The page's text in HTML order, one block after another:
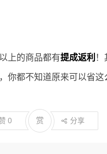
以上的商品都有提成返利
你都不知道原来可以省这
0 赏 分享